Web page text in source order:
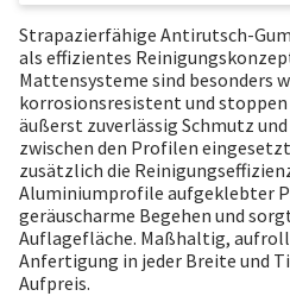
Strapazierfähige Antirutsch-
als effizientes
Mattensysteme sind besonders
korrosionsresistent und
äußerst zuverlässig Schmutz
zwischen den Profilen
zusätzlich die
Aluminiumprofile aufgeklebter
geräuscharme Begehen und
Auflagefläche. Maßhaltig,
Anfertigung in jeder Breite und
Aufpreis.